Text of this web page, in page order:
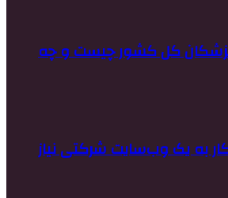
پزشکان کل کشور چیست و چه
به یک وب‌سایت شرکتی نیاز